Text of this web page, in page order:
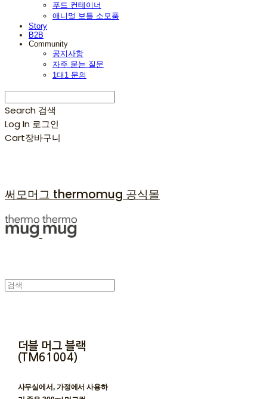
푸드 컨테이너
애니멀 보틀 소모품
Story
B2B
Community
공지사항
자주 묻는 질문
1대1 문의
Search 검색
Log In 로그인
Cart장바구니
써모머그 thermomug 공식몰
더블 머그 블랙
(TM61004)
사무실에서, 가정에서 사용하